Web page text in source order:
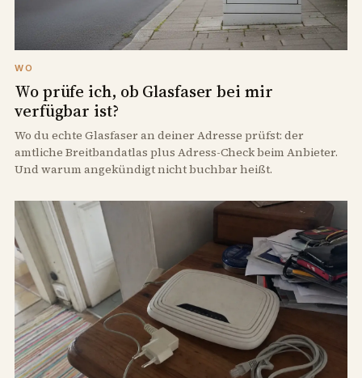
WO
Wo prüfe ich, ob Glasfaser bei mir
verfügbar ist?
Wo du echte Glasfaser an deiner Adresse prüfst: der
amtliche Breitbandatlas plus Adress-Check beim Anbieter.
Und warum angekündigt nicht buchbar heißt.